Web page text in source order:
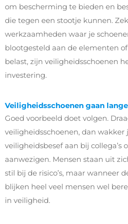
om bescherming te bieden en
die tegen een stootje kunnen.
werkzaamheden waar je
blootgesteld aan de elementen
belast, zijn veiligheidsschoenen
investering.
Veiligheidsschoenen gaan
Goed voorbeeld doet volgen.
veiligheidsschoenen, dan wakker
veiligheidsbesef aan bij collega’s
aanwezigen. Mensen staan uit
stil bij de risico’s, maar wanneer
blijken heel veel mensen wel
in veiligheid.